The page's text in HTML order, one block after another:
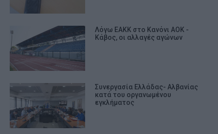
Λόγω ΕΑΚΚ στο Κανόνι ΑΟΚ -
Κάβος, οι αλλαγές αγώνων
Συνεργασία Ελλάδας- Αλβανίας
κατά του οργανωμένου
εγκλήματος